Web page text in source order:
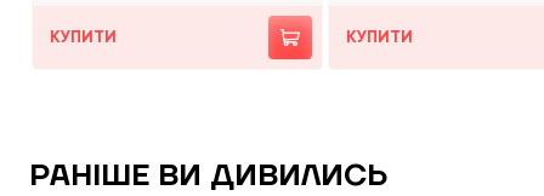
КУПИТИ КУПИТИ
РАНІШЕ ВИ ДИВИЛИСЬ